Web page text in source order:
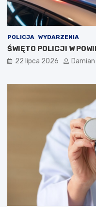
POLICJA WYDARZENIA
ŚWIĘTO POLICJI W
22 lipca 2026